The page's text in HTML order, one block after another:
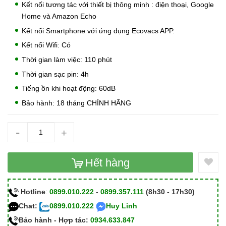
Kết nối tương tác với thiết bị thông minh : điện thoại, Google
Home và Amazon Echo
Kết nối Smartphone với ứng dụng Ecovacs APP.
Kết nối Wifi: Có
Thời gian làm việc: 110 phút
Thời gian sạc pin: 4h
Tiếng ồn khi hoạt động: 60dB
Bảo hành: 18 tháng CHÍNH HÃNG
- +
Hết hàng
Hotline: 0899.010.222 - 0899.357.111 (8h30 - 17h30)
Chat:
0899.010.222
Huy Linh
Bảo hành - Hợp tác: 0934.633.847